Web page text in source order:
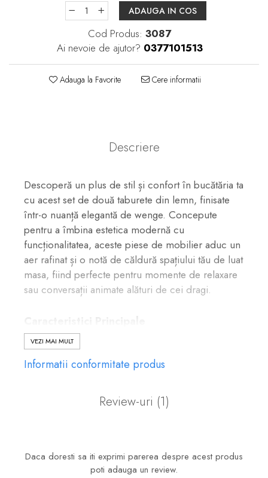
ADAUGA IN COS
Cod Produs: 3087
Ai nevoie de ajutor? 0377101513
Adauga la Favorite Cere informatii
Descriere
Descoperă un plus de stil și confort în bucătăria ta
cu acest set de două taburete din lemn, finisate
într-o nuanță elegantă de wenge. Concepute
pentru a îmbina estetica modernă cu
funcționalitatea, aceste piese de mobilier aduc un
aer rafinat și o notă de căldură spațiului tău de luat
masa, fiind perfecte pentru momente de relaxare
sau conversații animate alături de cei dragi.
Material și Finisaj:
Construite din lemn masiv de fag, aceste taburete
Finisajul lucios în nuanța wenge adaugă o notă de
Confort și Tapițerie:
VEZI MAI MULT
Informatii conformitate produs
Review-uri (1)
Daca doresti sa iti exprimi parerea despre acest produs
poti adauga un review.